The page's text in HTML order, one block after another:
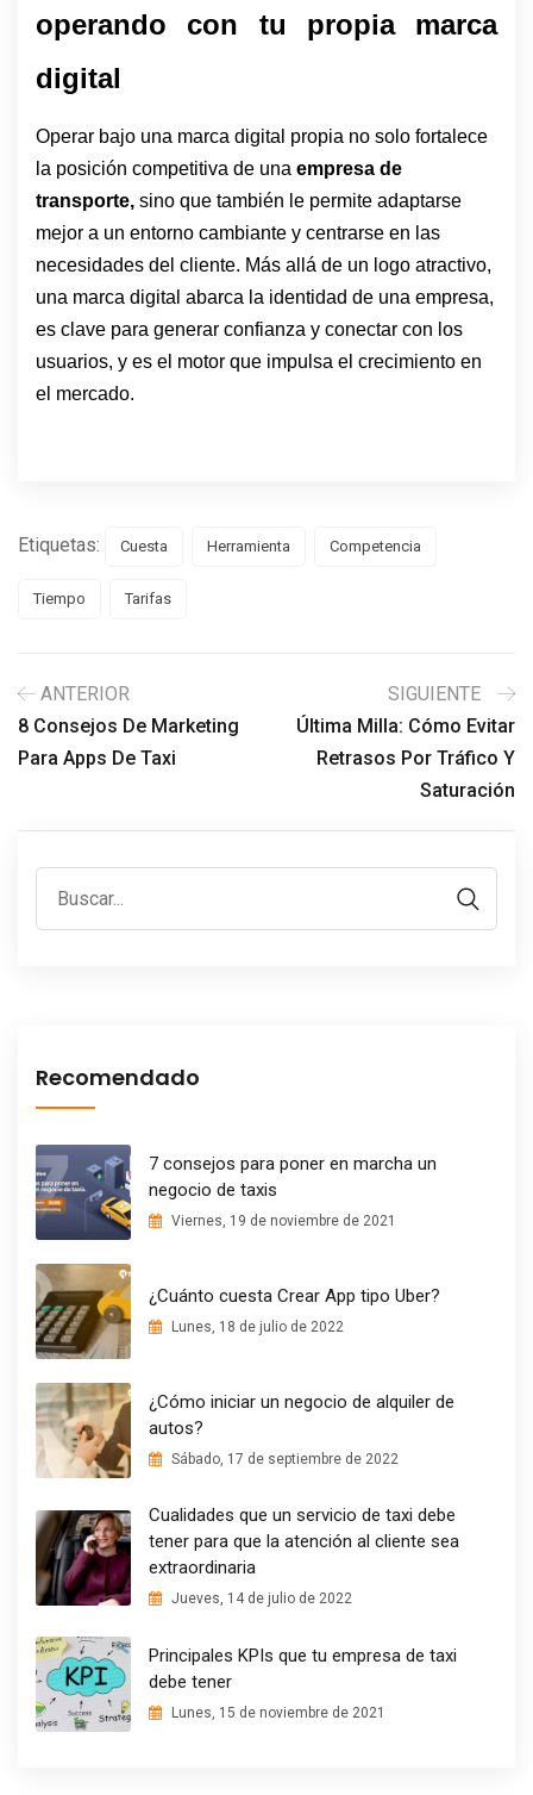
operando con tu propia marca
digital
Operar bajo una marca digital propia no solo fortalece
la posición competitiva de una empresa de
transporte, sino que también le permite adaptarse
mejor a un entorno cambiante y centrarse en las
necesidades del cliente. Más allá de un logo atractivo,
una marca digital abarca la identidad de una empresa,
es clave para generar confianza y conectar con los
usuarios, y es el motor que impulsa el crecimiento en
el mercado.
Etiquetas: Cuesta Herramienta Competencia
Tiempo Tarifas
ANTERIOR
8 Consejos De Marketing
Para Apps De Taxi
SIGUIENTE
Última Milla: Cómo Evitar
Retrasos Por Tráfico Y
Saturación
Recomendado
7 consejos para poner en marcha un
negocio de taxis
Viernes, 19 de noviembre de 2021
¿Cuánto cuesta Crear App tipo Uber?
Lunes, 18 de julio de 2022
¿Cómo iniciar un negocio de alquiler de
autos?
Sábado, 17 de septiembre de 2022
Cualidades que un servicio de taxi debe
tener para que la atención al cliente sea
extraordinaria
Jueves, 14 de julio de 2022
Principales KPIs que tu empresa de taxi
debe tener
Lunes, 15 de noviembre de 2021